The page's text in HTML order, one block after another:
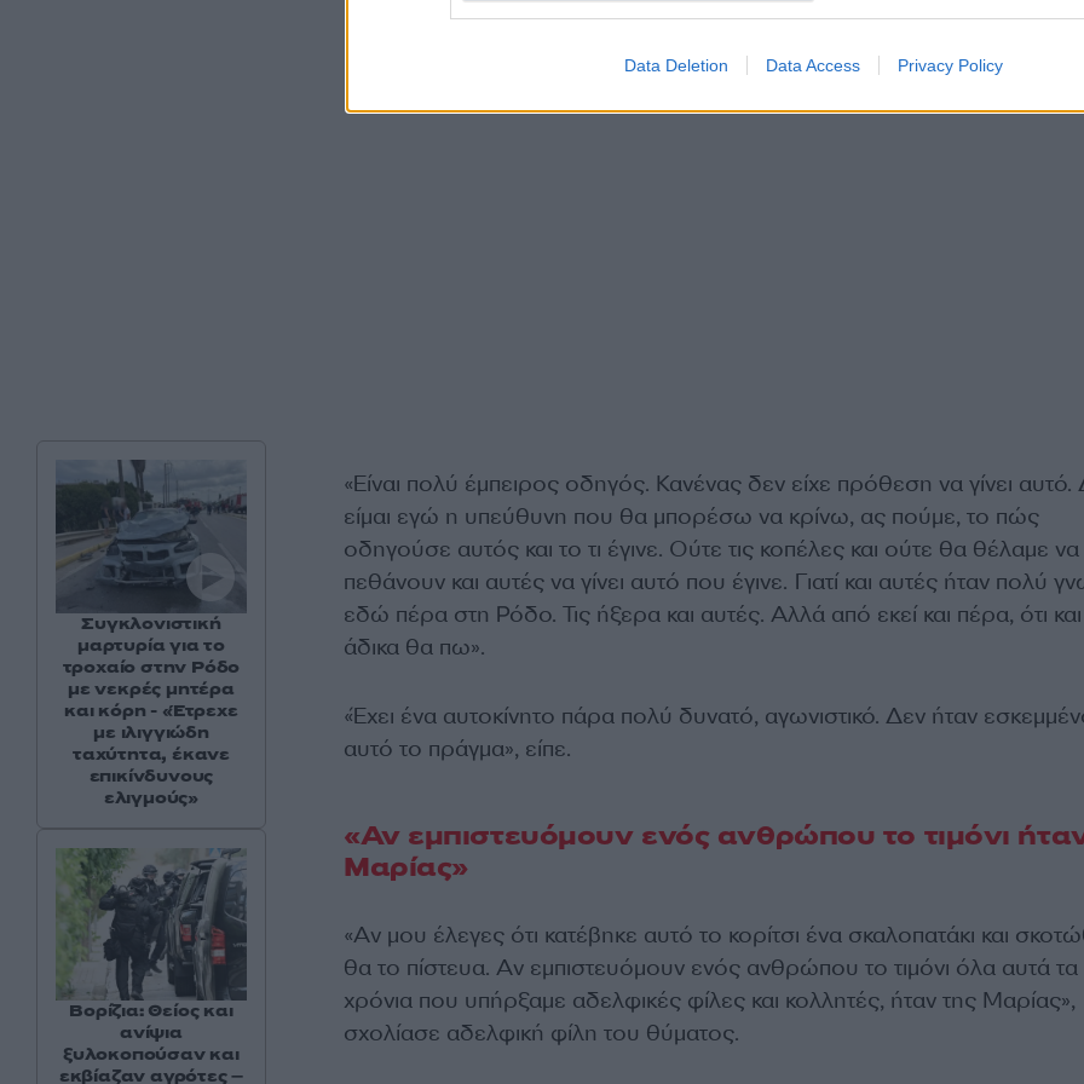
Data Deletion Data Access Privacy Policy
«Είναι πολύ έμπειρος οδηγός. Κανένας δεν είχε πρόθεση να γίνει αυτό.
είμαι εγώ η υπεύθυνη που θα μπορέσω να κρίνω, ας πούμε, το πώς
οδηγούσε αυτός και το τι έγινε. Ούτε τις κοπέλες και ούτε θα θέλαμε να
πεθάνουν και αυτές να γίνει αυτό που έγινε. Γιατί και αυτές ήταν πολύ
εδώ πέρα στη Ρόδο. Τις ήξερα και αυτές. Αλλά από εκεί και πέρα, ότι
άδικα θα πω».
«Έχει ένα αυτοκίνητο πάρα πολύ δυνατό, αγωνιστικό. Δεν ήταν
αυτό το πράγμα», είπε.
«Αν εμπιστευόμουν ενός ανθρώπου το τιμόνι
Μαρίας»
«Αν μου έλεγες ότι κατέβηκε αυτό το κορίτσι ένα σκαλοπατάκι και
θα το πίστευα. Αν εμπιστευόμουν ενός ανθρώπου το τιμόνι όλα αυτά τα
χρόνια που υπήρξαμε αδελφικές φίλες και κολλητές, ήταν της Μαρίας»,
σχολίασε αδελφική φίλη του θύματος.
Συγκλονιστική
μαρτυρία για το
τροχαίο στην Ρόδο
με νεκρές μητέρα
και κόρη - «Έτρεχε
με ιλιγγιώδη
ταχύτητα, έκανε
επικίνδυνους
ελιγμούς»
Βορίζια: Θείος και
ανίψια
ξυλοκοπούσαν και
εκβίαζαν αγρότες –